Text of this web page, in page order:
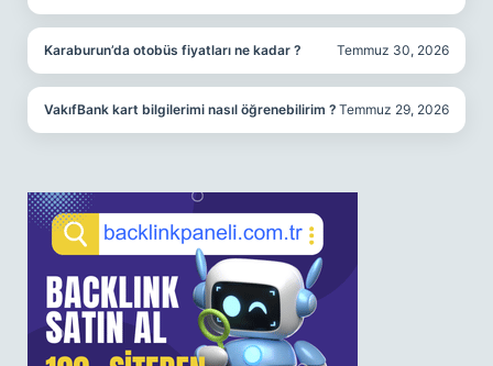
Karaburun’da otobüs fiyatları ne kadar ? Temmuz 30, 2026
VakıfBank kart bilgilerimi nasıl öğrenebilirim ? Temmuz 29, 2026